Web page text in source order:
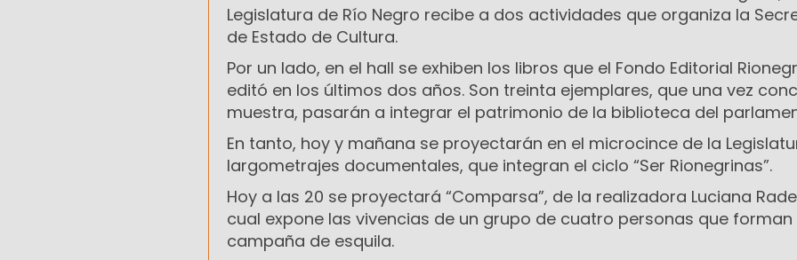
Legislatura de Río Negro recibe a dos actividades que organiza la
de Estado de Cultura.
Por un lado, en el hall se exhiben los libros que el Fondo Editorial
editó en los últimos dos años. Son treinta ejemplares, que una vez
muestra, pasarán a integrar el patrimonio de la biblioteca del
En tanto, hoy y mañana se proyectarán en el microcince de la
largometrajes documentales, que integran el ciclo “Ser Rionegrinas”.
Hoy a las 20 se proyectará “Comparsa”, de la realizadora Luciana
cual expone las vivencias de un grupo de cuatro personas que forman
campaña de esquila.